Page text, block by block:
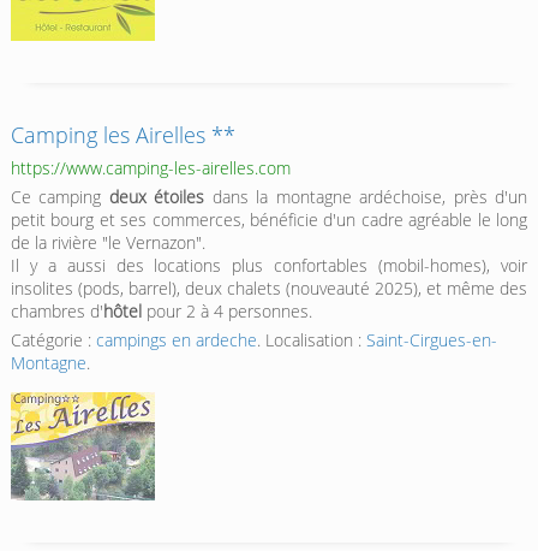
Camping les Airelles **
https://www.camping-les-airelles.com
Ce camping deux étoiles dans la montagne ardéchoise, près d'un
petit bourg et ses commerces, bénéficie d'un cadre agréable le long
de la rivière "le Vernazon".
Il y a aussi des locations plus confortables (mobil-homes), voir
insolites (pods, barrel), deux chalets (nouveauté 2025), et même des
chambres d'hôtelpour 2 à 4 personnes.
Catégorie : campings en ardeche. Localisation : Saint-Cirgues-en-
Montagne.